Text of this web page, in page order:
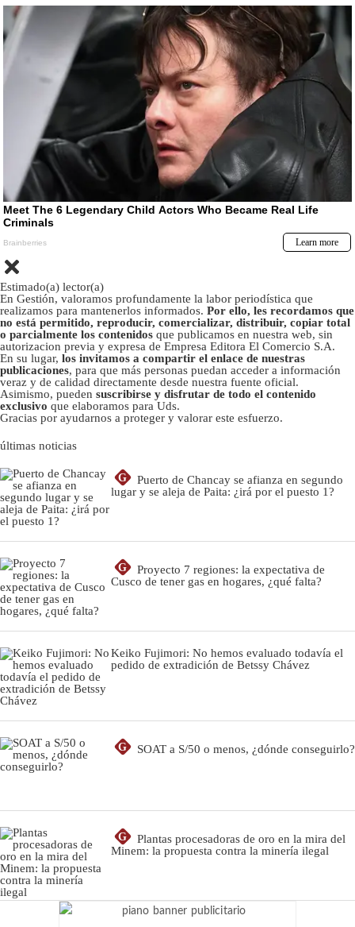
Estimado(a) lector(a)
En Gestión, valoramos profundamente la labor periodística que
realizamos para mantenerlos informados. Por ello, les recordamos que
no está permitido, reproducir, comercializar, distribuir, copiar total
o parcialmente los contenidos que publicamos en nuestra web, sin
autorizacion previa y expresa de Empresa Editora El Comercio S.A.
En su lugar, los invitamos a compartir el enlace de nuestras
publicaciones, para que más personas puedan acceder a información
veraz y de calidad directamente desde nuestra fuente oficial.
Asimismo, pueden suscribirse y disfrutar de todo el contenido
exclusivo que elaboramos para Uds.
Gracias por ayudarnos a proteger y valorar este esfuerzo.
últimas noticias
G
Puerto de Chancay se afianza en segundo
lugar y se aleja de Paita: ¿irá por el puesto 1?
G
Proyecto 7 regiones: la expectativa de
Cusco de tener gas en hogares, ¿qué falta?
Keiko Fujimori: No hemos evaluado todavía el
pedido de extradición de Betssy Chávez
G SOAT a S/50 o menos, ¿dónde conseguirlo?
G
Plantas procesadoras de oro en la mira del
Minem: la propuesta contra la minería ilegal